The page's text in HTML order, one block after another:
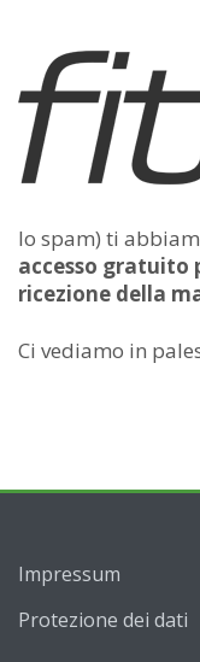
lo spam) ti
accesso gratuito
ricezione della
Ci vediamo in
Impressum
Protezione dei dati